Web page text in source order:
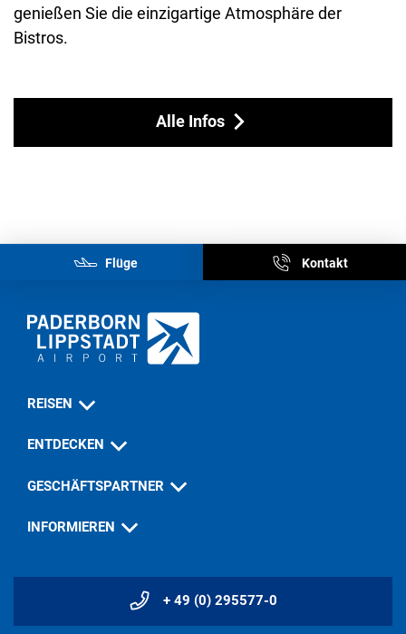
Flüge Kontakt
genießen Sie die einzigartige Atmosphäre der
Bistros.
Alle Infos
REISEN
ENTDECKEN
GESCHÄFTSPARTNER
INFORMIEREN
+ 49 (0) 295577-0